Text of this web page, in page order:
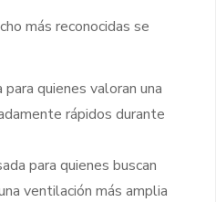
más reconocidas se
para quienes valoran una
rápidos durante
para quienes buscan
ventilación más amplia